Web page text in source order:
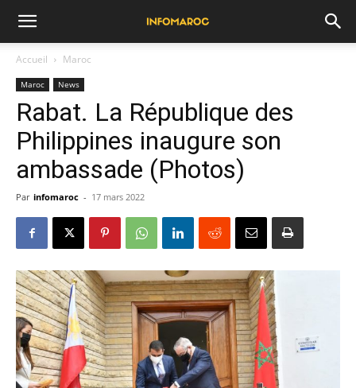
Accueil Maroc
Maroc News
Rabat. La République des
Philippines inaugure son
ambassade (Photos)
Par infomaroc - 17 mars 2022